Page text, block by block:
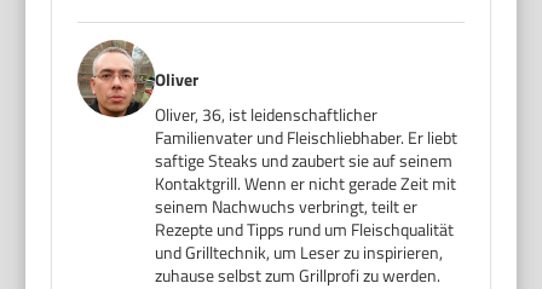
Oliver
Oliver, 36, ist leidenschaftlicher
Familienvater und Fleischliebhaber. Er liebt
saftige Steaks und zaubert sie auf seinem
Kontaktgrill. Wenn er nicht gerade Zeit mit
seinem Nachwuchs verbringt, teilt er
Rezepte und Tipps rund um Fleischqualität
und Grilltechnik, um Leser zu inspirieren,
zuhause selbst zum Grillprofi zu werden.